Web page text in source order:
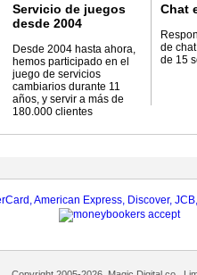
Servicio de juegos
desde 2004
Desde 2004 hasta ahora,
hemos participado en el
juego de servicios
cambiarios durante 11
años, y servir a más de
180.000 clientes
Chat
de
de 15